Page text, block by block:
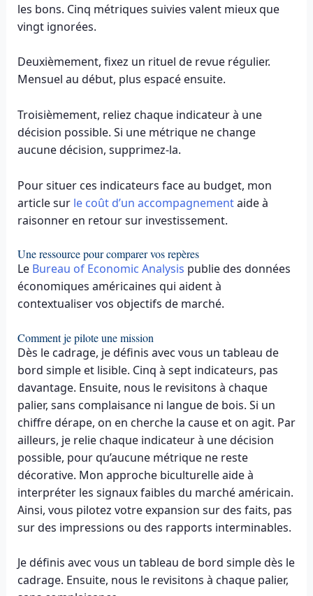
les bons. Cinq métriques suivies valent mieux que
vingt ignorées.
Deuxièmement, fixez un rituel de revue régulier.
Mensuel au début, plus espacé ensuite.
Troisièmement, reliez chaque indicateur à une
décision possible. Si une métrique ne change
aucune décision, supprimez-la.
Pour situer ces indicateurs face au budget, mon
article sur le coût d’un accompagnementaide à
raisonner en retour sur investissement.
Une ressource pour comparer vos repères
Le Bureau of Economic Analysis publie des données
économiques américaines qui aident à
contextualiser vos objectifs de marché.
Comment je pilote une mission
Dès le cadrage, je définis avec vous un tableau de
bord simple et lisible. Cinq à sept indicateurs, pas
davantage. Ensuite, nous le revisitons à chaque
palier, sans complaisance ni langue de bois. Si un
chiffre dérape, on en cherche la cause et on agit. Par
ailleurs, je relie chaque indicateur à une décision
possible, pour qu’aucune métrique ne reste
décorative. Mon approche biculturelle aide à
interpréter les signaux faibles du marché américain.
Ainsi, vous pilotez votre expansion sur des faits, pas
sur des impressions ou des rapports interminables.
Je définis avec vous un tableau de bord simple dès le
cadrage. Ensuite, nous le revisitons à chaque palier,